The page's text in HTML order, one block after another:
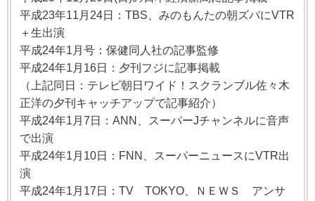
平成23年11月24日：TBS、みのもんたの朝ズバにVTR
＋生出演
平成24年1月号：保健同人社の記事監修
平成24年1月16日：夕刊フジに記事掲載
（上記同日：テレビ朝日ワイド！スクランブル佐々木
正洋の夕刊キャッチアップで記事紹介）
平成24年1月7日：ANN、スーパーJチャンネルに音声
で出演
平成24年1月10日：FNN、スーパーニュースにVTR出
演
平成24年1月17日：TV TOKYO、ＮＥＷＳ アンサ